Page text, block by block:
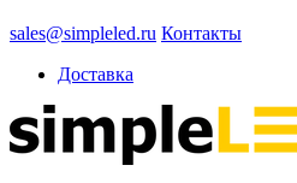
sales@simpleled.ru Контакты
Доставка